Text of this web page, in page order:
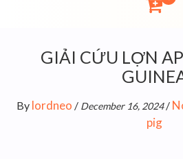
GIẢI CỨU LỢN
By lordneo / December 16, 2024/
pig